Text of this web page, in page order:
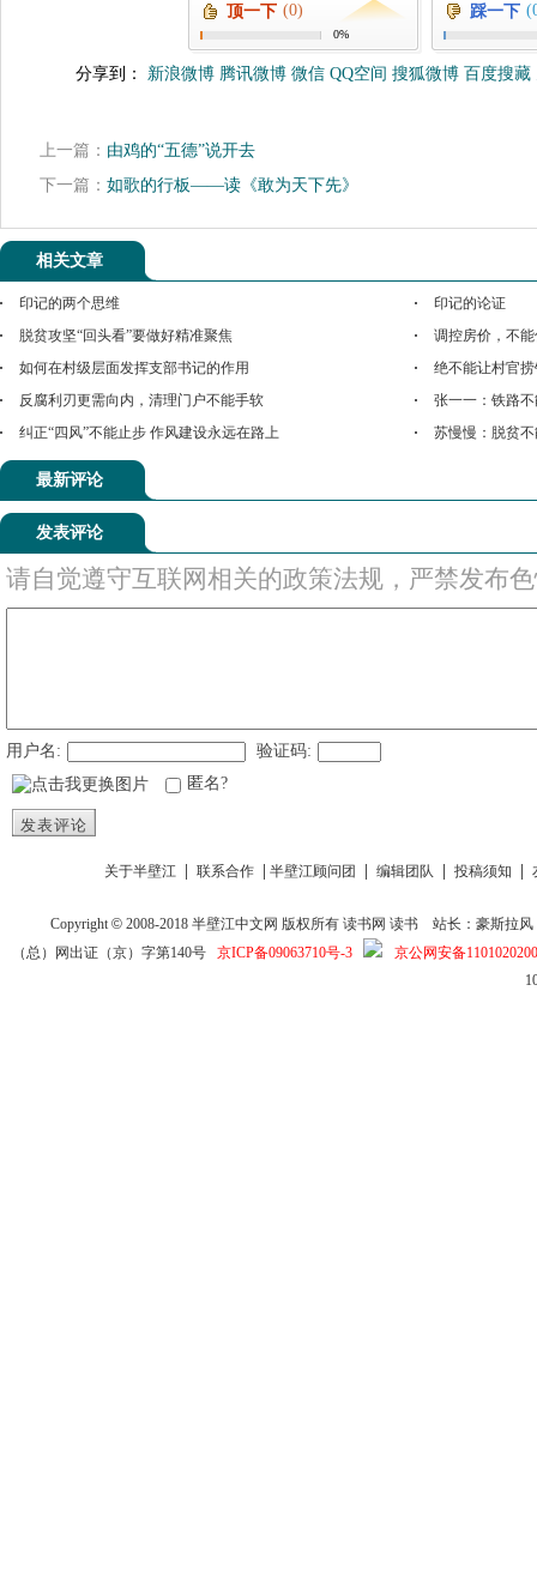
顶一下 (0)
0%
踩一下
分享到： 新浪微博 腾讯微博 微信 QQ空间 搜狐微博 百度搜藏
上一篇： 由鸡的“五德”说开去
下一篇： 如歌的行板——读《敢为天下先》
相关文章
印记的两个思维
印记的论证
脱贫攻坚“回头看”要做好精准聚焦
调控房价，不
如何在村级层面发挥支部书记的作用
绝不能让村官捞
反腐利刃更需向内，清理门户不能手软
张一一：铁路
纠正“四风”不能止步 作风建设永远在路上
苏慢慢：脱贫不
最新评论
发表评论
请自觉遵守互联网相关的政策法规，严禁发布
用户名:
验证码:
匿名?
发表评论
关于半壁江 联系合作 半壁江顾问团 编辑团队 投稿须知
Copyright © 2008-2018半壁江中文网 版权所有读书网 读书
站长：豪斯拉风
（总）网出证（京）字第140号 京ICP备09063710号-3
京公网安备